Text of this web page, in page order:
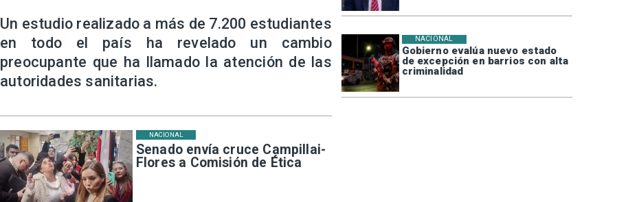
Gobierno evalúa nuevo estado
de excepción en barrios con alta
criminalidad
NACIONAL
Senado envía cruce Campillai-
Flores a Comisión de Ética
NACIONAL
Un estudio realizado a más de 7.200 estudiantes
en todo el país ha revelado un cambio
preocupante que ha llamado la atención de las
autoridades sanitarias.